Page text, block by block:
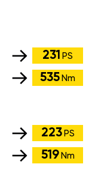
231 PS
535 Nm
223 PS
519 Nm